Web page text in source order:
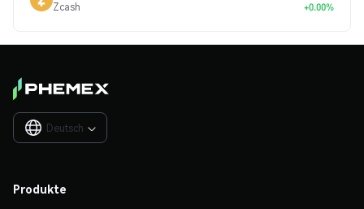
Zcash +0.00%
Deutsch 
Produkte